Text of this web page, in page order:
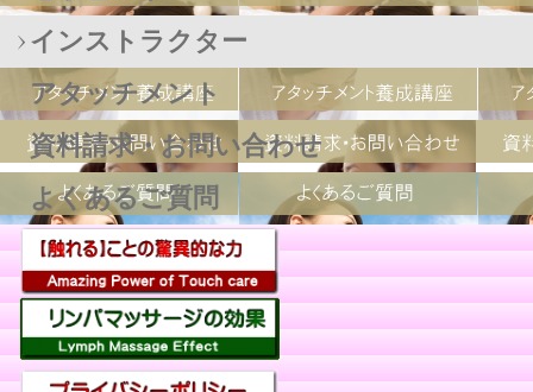
インストラクター
アタッチメント
資料請求・お問い合わせ
よくあるご質問